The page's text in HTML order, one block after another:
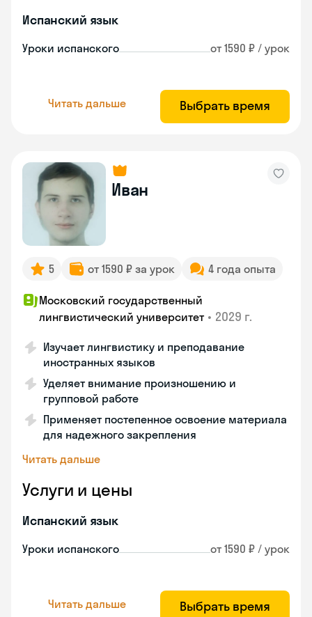
Испанский язык
Уроки испанского от 1590 ₽ / урок
Читать дальше Выбрать время
Иван
5 от 1590 ₽ за урок 4 года опыта
Московский государственный
лингвистический университет • 2029 г.
Изучает лингвистику и преподавание
иностранных языков
Уделяет внимание произношению и
групповой работе
Применяет постепенное освоение материала
для надежного закрепления
Читать дальше
Услуги и цены
Испанский язык
Уроки испанского от 1590 ₽ / урок
Читать дальше Выбрать время